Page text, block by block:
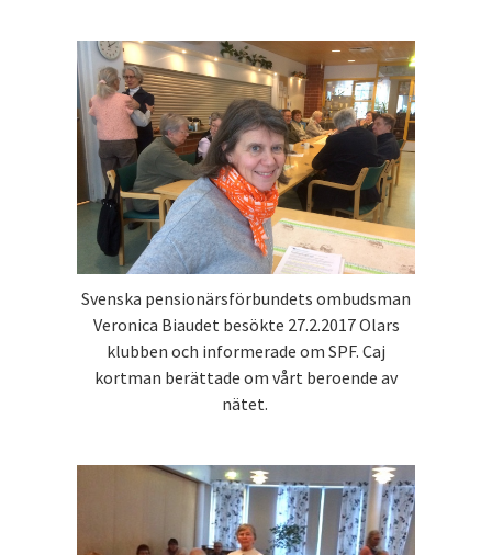
Svenska pensionärsförbundets ombudsman
Veronica Biaudet besökte 27.2.2017 Olars
klubben och informerade om SPF. Caj
kortman berättade om vårt beroende av
nätet.